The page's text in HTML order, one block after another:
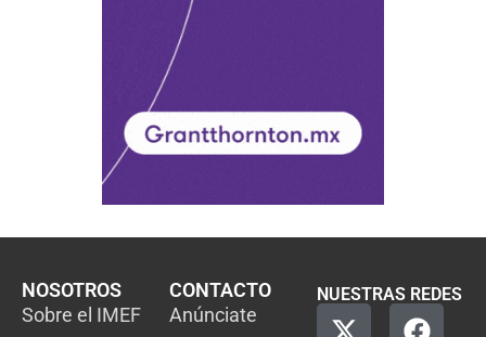
NOSOTROS
Sobre el IMEF
CONTACTO
Anúnciate
NUESTRAS REDES